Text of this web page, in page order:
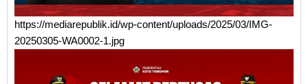
https://mediarepublik.id/wp-content/uploads/2025/03/IMG-
20250305-WA0002-1.jpg